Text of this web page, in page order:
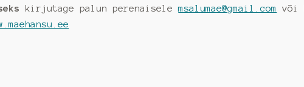
kirjutage palun perenaiselemsalumae@gmail.com
või